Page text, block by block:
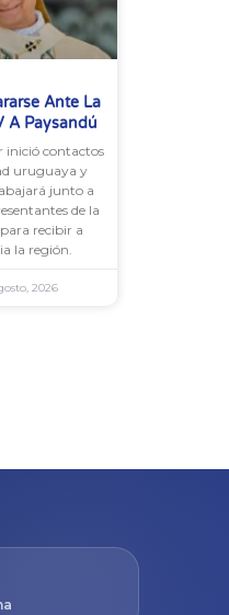
Ante La
A Paysandú
inició contactos
uruguaya y
junto a
de la
recibir a
la región.
2026